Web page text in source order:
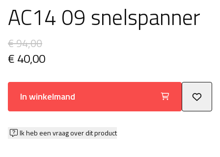
AC14 09 snelspanner
€ 94,00
€ 40,00
In winkelmand
Ik heb een vraag over dit product